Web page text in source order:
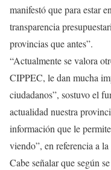
manifestó que para estar
transparencia
provincias que antes”.
“Actualmente se valora
CIPPEC, le dan mucha
ciudadanos”, sostuvo el
actualidad nuestra
información que le
viendo”, en referencia a
Cabe señalar que según